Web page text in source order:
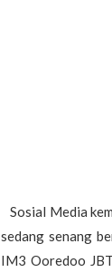
Sosial Media
sedang senang
IM3 Ooredoo